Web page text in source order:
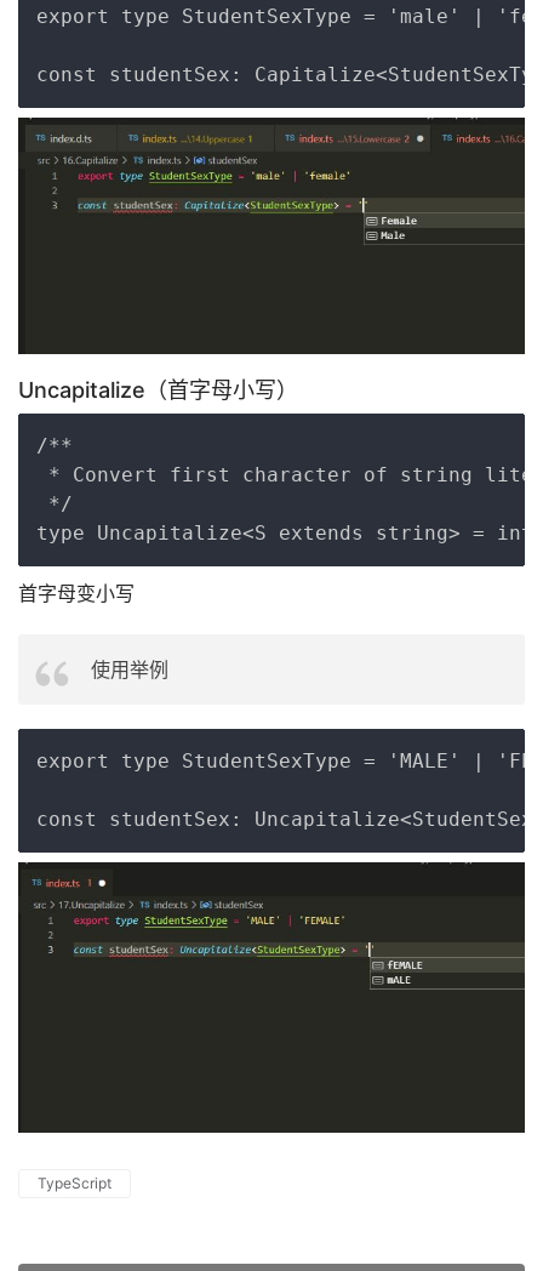
export type StudentSexType = 'male' |
Copy
Uncapitalize（首字母小写）
/**
* Convert first character of string
*/
首字母变小写
使用举例
export type StudentSexType = 'MALE' | Copy
TypeScript